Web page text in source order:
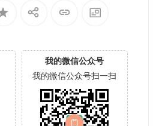
我的微信公众号
我的微信公众号扫一扫